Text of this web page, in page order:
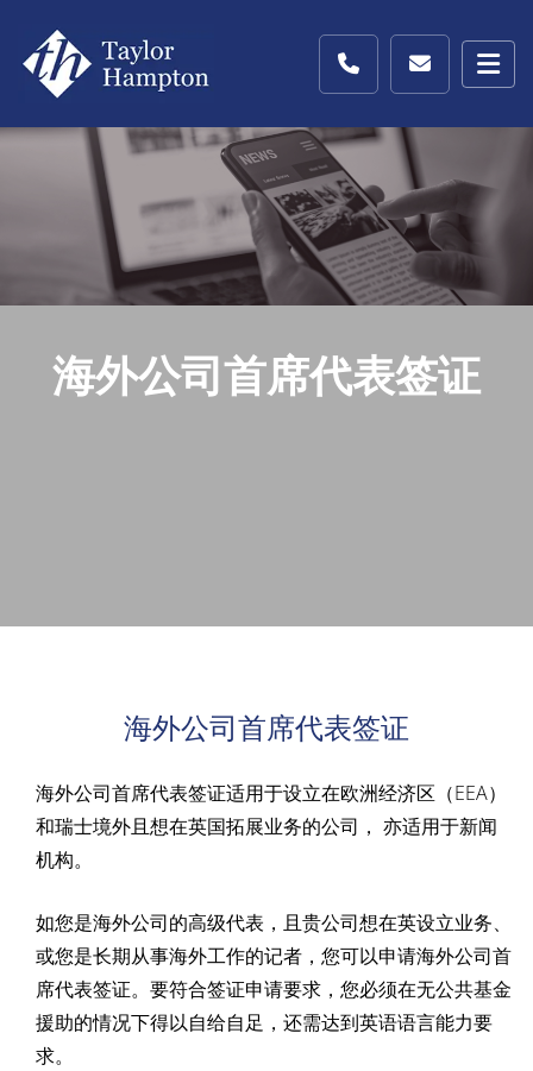
海外公司首席代表签证
海外公司首席代表签证
海外公司首席代表签证适用于设立在欧洲经济区（EEA）
和瑞士境外且想在英国拓展业务的公司， 亦适用于新闻
机构。
如您是海外公司的高级代表，且贵公司想在英设立业务、
或您是长期从事海外工作的记者，您可以申请海外公司首
席代表签证。要符合签证申请要求，您必须在无公共基金
援助的情况下得以自给自足，还需达到英语语言能力要
求。